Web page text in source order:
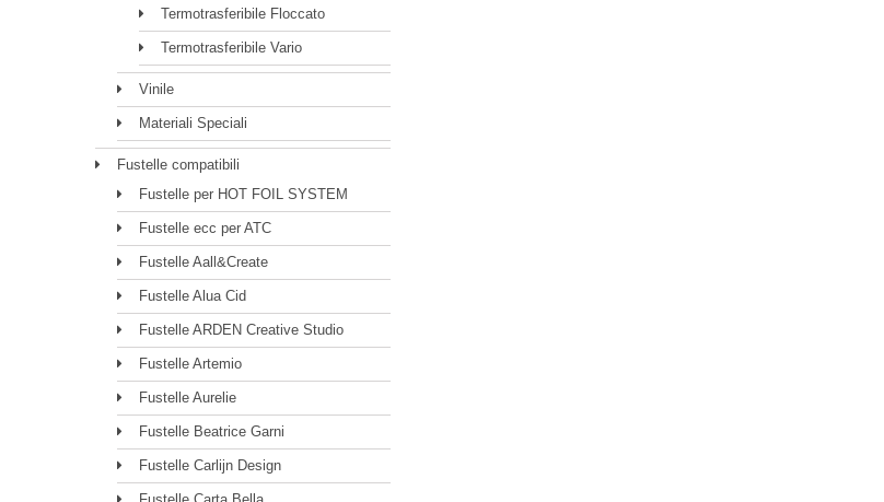
Termotrasferibile Floccato
Termotrasferibile Vario
Vinile
Materiali Speciali
Fustelle compatibili
Fustelle per HOT FOIL SYSTEM
Fustelle ecc per ATC
Fustelle Aall&Create
Fustelle Alua Cid
Fustelle ARDEN Creative Studio
Fustelle Artemio
Fustelle Aurelie
Fustelle Beatrice Garni
Fustelle Carlijn Design